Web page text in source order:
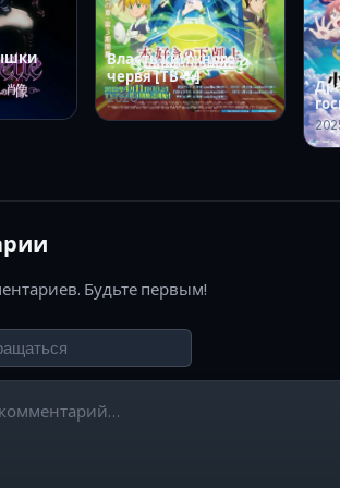
Власть книжного
червя [ТВ-4]
2026
Будьте первым!